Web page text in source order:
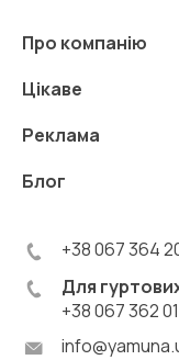
+38 067 364
Для
+38 067 362
Про компанію
Цікаве
Реклама
Блог